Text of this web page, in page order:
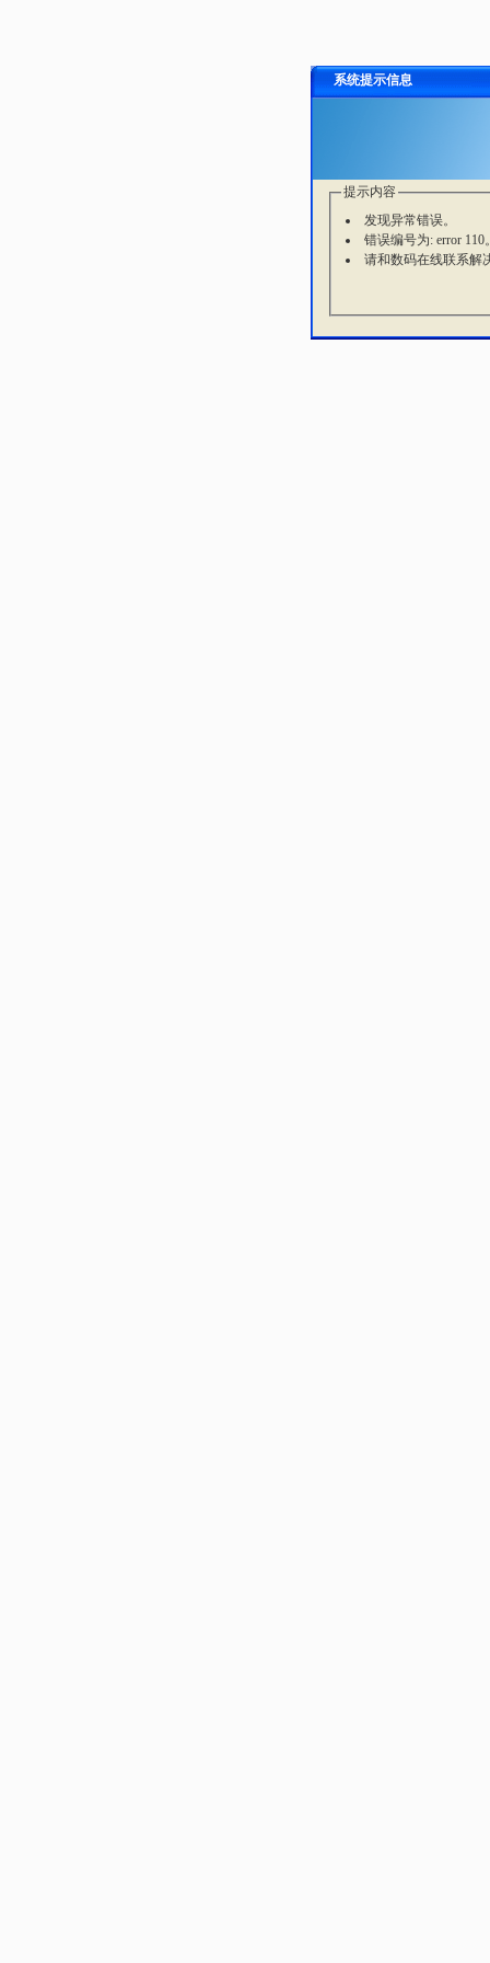
系统提示信息
提示内容
发现异常错误。
错误编号为: error 110
请和数码在线联系解